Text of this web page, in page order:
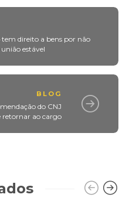
direito a bens por não
estável
BLOG
do CNJ
retornar ao cargo